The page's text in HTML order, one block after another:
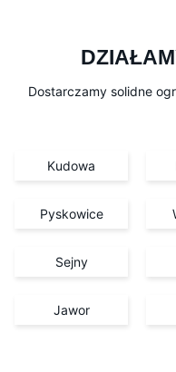
Dostarczamy solidne
Kudowa
Pyskowice
Sejny
Jawor